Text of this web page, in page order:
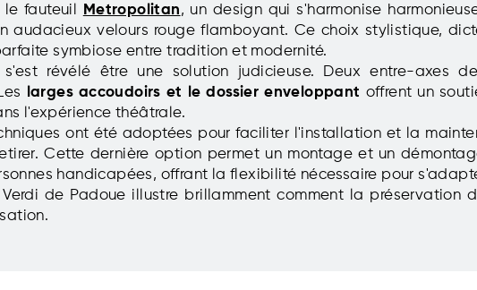
le fauteuil
Metropolitan, un design qui s'harmonise
audacieux velours rouge flamboyant. Ce choix stylistique,
symbiose entre tradition et modernité.
s'est révélé être une solution judicieuse. Deux entre-axes
larges accoudoirs et le dossier enveloppant offrent un
l'expérience théâtrale.
ont été adoptées pour faciliter l'installation et la
Cette dernière option permet un montage et un
handicapées, offrant la flexibilité nécessaire pour
Verdi de Padoue illustre brillamment comment la